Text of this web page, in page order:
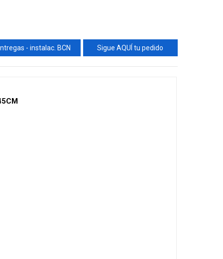
- instalac. BCN Sigue AQUÍ tu pedido